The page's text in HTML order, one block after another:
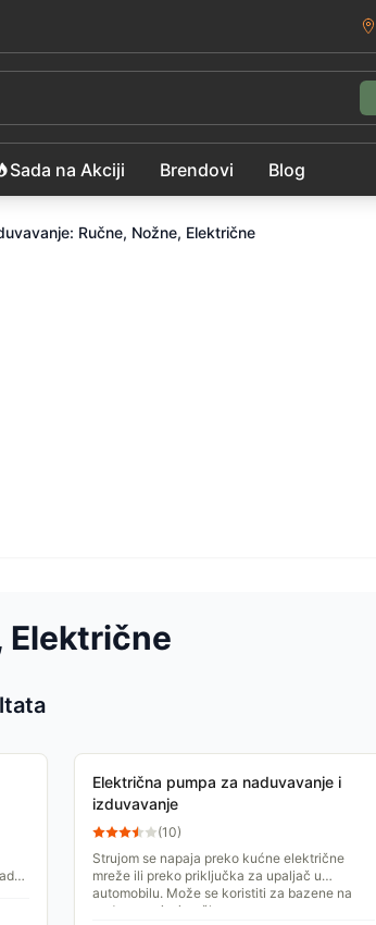
Sada na Akciji Brendovi Blog
Ručne, Nožne, Električne
Električne
Električna pumpa za naduvavanje i
izduvavanje
(10)
Strujom se napaja preko kućne električne
mreže ili preko priključka za upaljač u
automobilu. Može se koristiti za bazene na
naduvavanje, igračke na...